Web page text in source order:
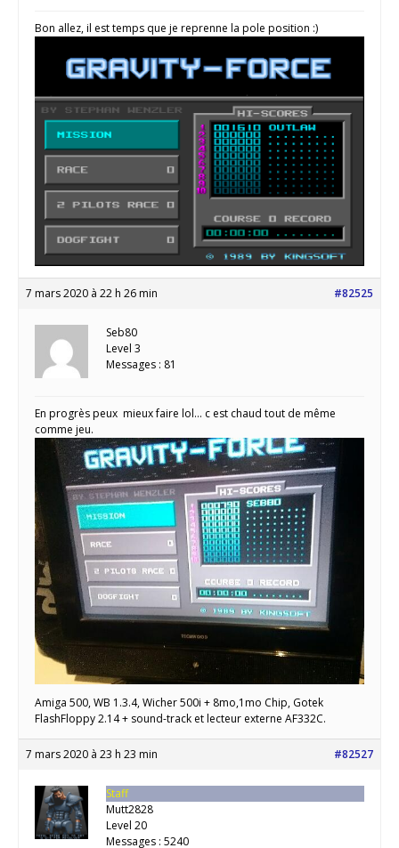
Bon allez, il est temps que je reprenne la pole position :)
7 mars 2020 à 22 h 26 min #82525
Seb80
Level 3
Messages : 81
En progrès peux mieux faire lol… c est chaud tout de même
comme jeu.
Amiga 500, WB 1.3.4, Wicher 500i + 8mo,1mo Chip, Gotek
FlashFloppy 2.14 + sound-track et lecteur externe AF332C.
7 mars 2020 à 23 h 23 min #82527
Staff
Mutt2828
Level 20
Messages : 5240